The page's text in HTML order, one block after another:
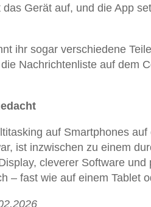
Gerät auf, und die App
ihr sogar verschiedene
Nachrichtenliste auf dem
auf Smartphones
ist inzwischen zu einem
cleverer Software
– fast wie auf einem Tablet